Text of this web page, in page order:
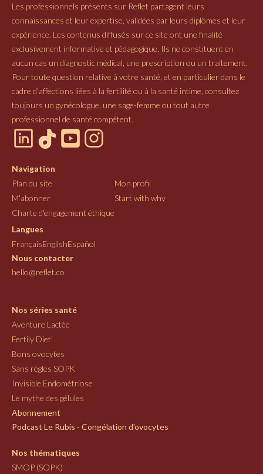
Les professionnels présents sur Reflet partagent leurs
connaissances et leur expertise, validées par leurs diplômes et leur
expérience. Les contenus diffusés sur ce site ont une finalité
exclusivement informative et pédagogique. Ils ne constituent en
aucun cas un diagnostic médical, une prescription ou un traitement.
Pour toute question relative à votre santé, et en particulier dans le
cadre d’affections liées à la fertilité ou à la santé intime, consultez
toujours un gynécologue, une sage-femme ou tout autre
professionnel de santé compétent.
Navigation
Plan du site
Mon profil
M'abonner
Start with why
Charte d'engagement éthique
Langues
FrançaisEnglishEspañol
Nous contacter
hello@reflet.co
Nos séries santé
Aventure Lactée
Fertily Diet'
Bons ovocytes
Sans règles SOPK
Invisible Endométriose
Le mythe des gélules
Abonnement
Podcast Le Rubis - Congélation d'ovocytes
Nos thématiques
SMOP (SOPK)